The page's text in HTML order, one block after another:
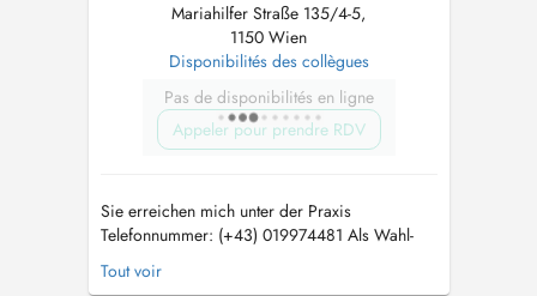
Mariahilfer Straße 135/4-5,
1150 Wien
Disponibilités des collègues
Pas de disponibilités en ligne
Appeler pour prendre RDV
Sie erreichen mich unter der Praxis
Telefonnummer: (+43) 019974481 Als Wahl-
und Privatärztin können Sie sich meiner
ungeteilten Aufmerksamkeit sicher sein. Ich
Tout voir